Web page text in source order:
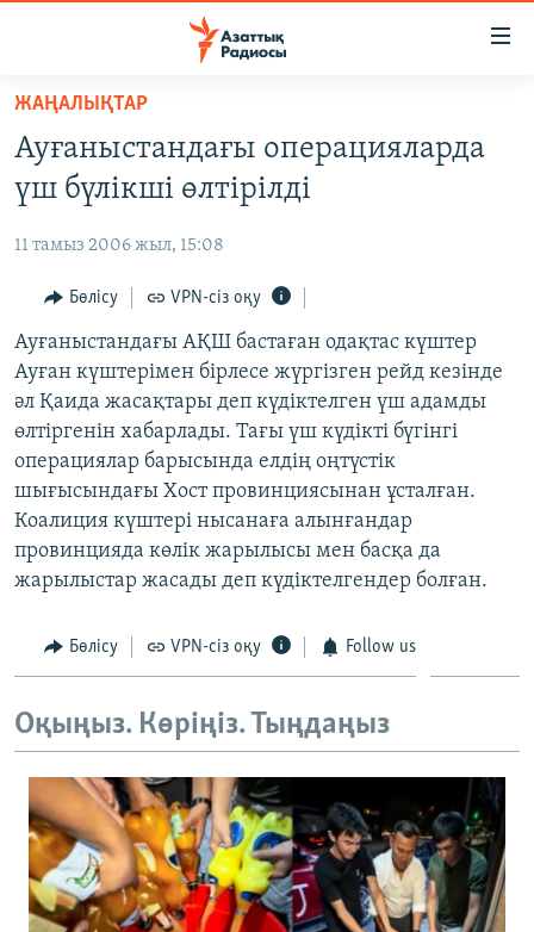
Skip
main
content
Skip
to
Navigation
Skip
Search
САЯСАТ
AZATTYQTV
ҚАҢТАР ОҚИҒАСЫ
АДАМ ҚҰҚЫҚТАРЫ
ӘЛЕУМЕТ
ӘЛЕМ
АРНАЙЫ ЖОБАЛАР
Русский
ЖАЗЫЛЫҢЫЗ
ЖАҢАЛЫҚТАР
Ауғаныстандағы операцияларда
үш бүлікші өлтірілді
11 тамыз 2006 жыл, 15:08
Бөлісу VPN-сіз оқу
Ауғаныстандағы АҚШ бастаған одақтас күштер
Ауған күштерімен бірлесе жүргізген рейд кезінде
әл Қаида жасақтары деп күдіктелген үш адамды
өлтіргенін хабарлады. Тағы үш күдікті бүгінгі
операциялар барысында елдің оңтүстік
шығысындағы Хост провинциясынан ұсталған.
Коалиция күштері нысанаға алынғандар
провинцияда көлік жарылысы мен басқа да
жарылыстар жасады деп күдіктелгендер болған.
Бөлісу VPN-сіз оқу Follow us
Оқыңыз. Көріңіз. Тыңдаңыз